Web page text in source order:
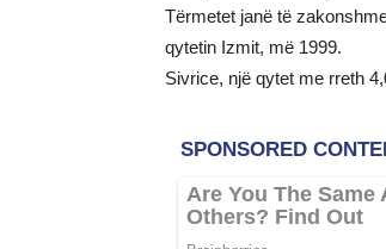
Tërmetet janë të
qytetin Izmit, më 1999.
Sivrice, një qytet me rreth